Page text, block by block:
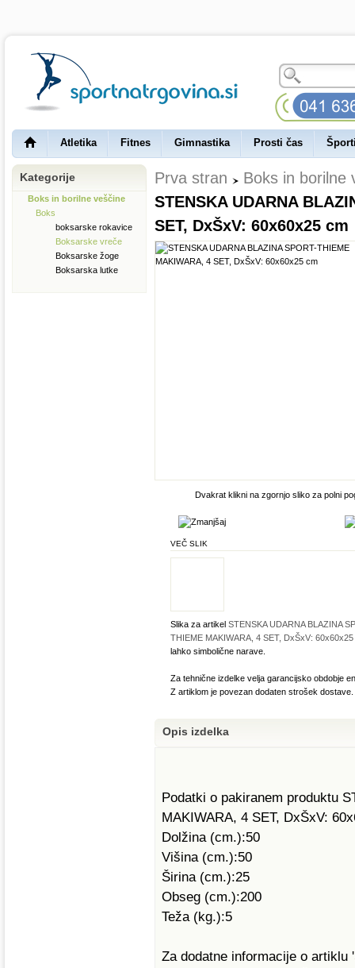
Atletika Fitnes Gimnastika Prosti čas
Kategorije
Boks in borilne veščine
Boks
boksarske rokavice
Boksarske vreče
Boksarske žoge
Boksarska lutke
Prva stran
Boks in borilne
STENSKA UDARNA
SET, DxŠxV: 60x60x25 cm
Dvakrat klikni na zgornjo sliko za polni
VEČ SLIK
Slika za artikel STENSKA UDARNA BLAZINA
THIEME MAKIWARA, 4 SET, DxŠxV:
lahko simbolične narave.
Za tehnične izdelke velja garancijsko obdobje
Z artiklom je povezan dodaten strošek dostave.
Opis izdelka
Podatki o pakiranem produktu
MAKIWARA, 4 SET, DxŠxV:
Dolžina (cm.):50
Višina (cm.):50
Širina (cm.):25
Obseg (cm.):200
Teža (kg.):5
Za dodatne informacije o artiklu